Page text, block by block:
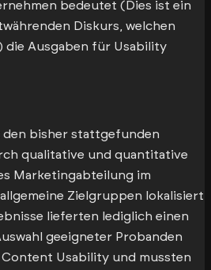
bedeutet (Dies ist ein
Diskurs, welchen
die Ausgaben für Usability
den bisher stattgefunden
qualitative und quantitative
Marketingabteilung im
Zielgruppen lokalisiert
lieferten lediglich einen
geeigneter Probanden
Usability und mussten